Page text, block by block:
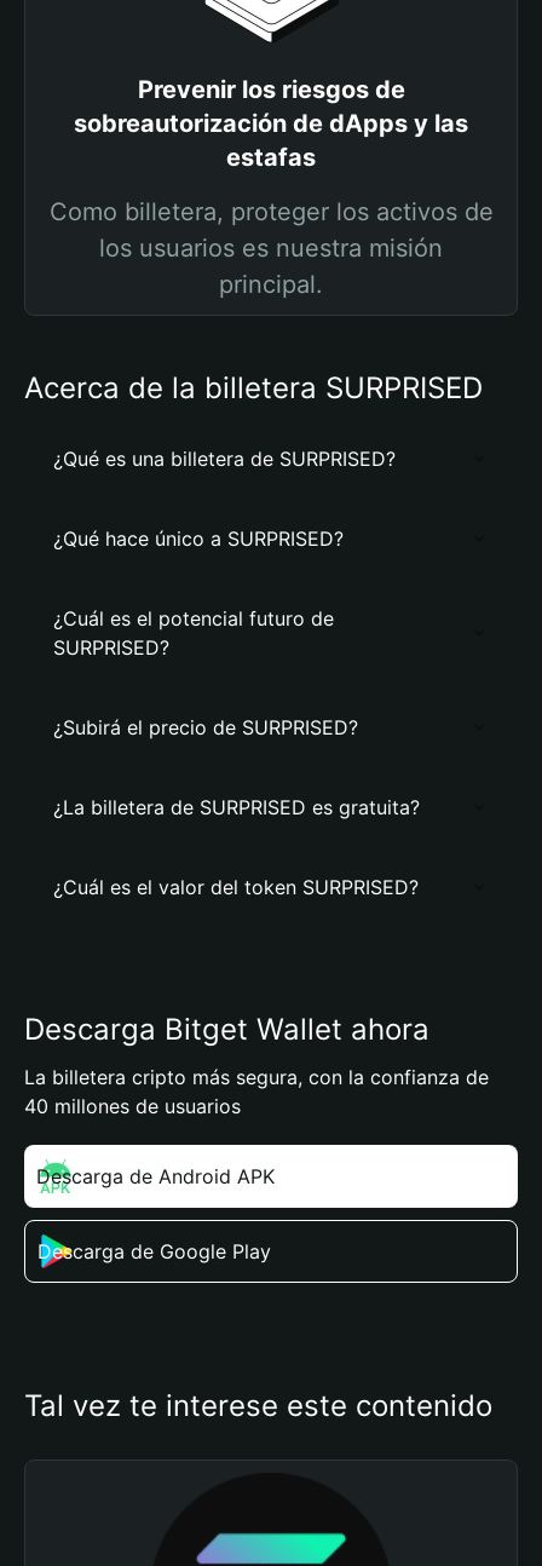
Prevenir los riesgos de
sobreautorización de dApps y las
estafas
Como billetera, proteger los activos de
los usuarios es nuestra misión
principal.
Acerca de la billetera SURPRISED
¿Qué es una billetera de SURPRISED?
¿Qué hace único a SURPRISED?
¿Cuál es el potencial futuro de
SURPRISED?
¿Subirá el precio de SURPRISED?
¿La billetera de SURPRISED es gratuita?
¿Cuál es el valor del token SURPRISED?
Descarga Bitget Wallet ahora
La billetera cripto más segura, con la confianza de
40 millones de usuarios
Descarga de Android APK
Descarga de Google Play
Tal vez te interese este contenido